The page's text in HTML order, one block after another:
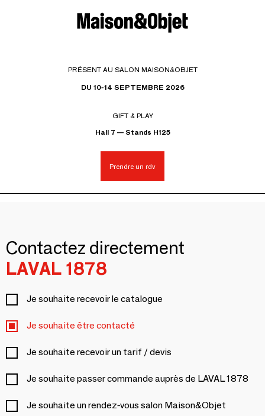
PRÉSENT AU SALON MAISON&OBJET
DU 10-14 SEPTEMBRE 2026
GIFT & PLAY
Hall 7 — Stands H125
Prendre un rdv
Contactez directement
LAVAL 1878
Je souhaite recevoir le catalogue
Je souhaite être contacté
Je souhaite recevoir un tarif / devis
Je souhaite passer commande auprès de LAVAL 1878
Je souhaite un rendez-vous salon Maison&Objet